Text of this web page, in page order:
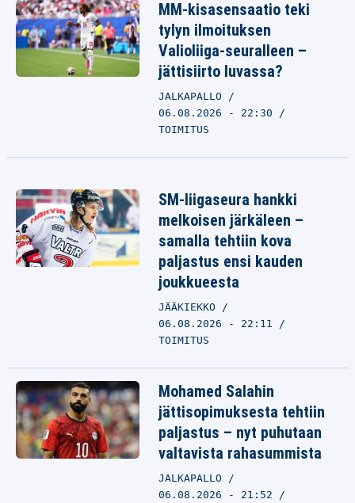
MM-kisasensaatio teki
tylyn ilmoituksen
Valioliiga-seuralleen –
jättisiirto luvassa?
JALKAPALLO
06.08.2026 - 22:30
TOIMITUS
SM-liigaseura hankki
melkoisen järkäleen –
samalla tehtiin kova
paljastus ensi kauden
joukkueesta
JÄÄKIEKKO
06.08.2026 - 22:11
TOIMITUS
Mohamed Salahin
jättisopimuksesta tehtiin
paljastus – nyt puhutaan
valtavista rahasummista
JALKAPALLO
06.08.2026 - 21:52